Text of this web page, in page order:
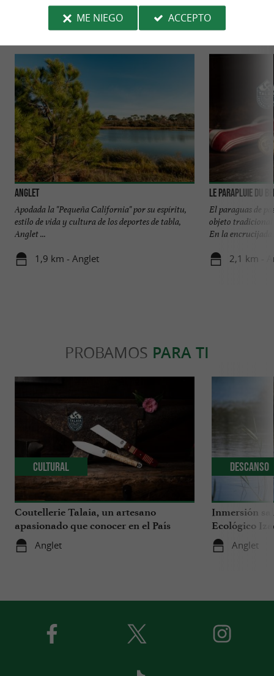
Descubrir Información Alojamiento
Anglet
Apodada la "Pequeña California" por su espíritu,
estilo de vida y cultura de los deportes de tabla,
Anglet ...
1,9 km - Anglet
Le Parapluie du
El paraguas de
objeto tradicional
En la encrucijada
2,1 km -
PROBAMOS PARA TI
Coutellerie Talaia, un artesano
apasionado que conocer en el País
Vasco
Anglet
Cultural
Inmersión
Ecológico
Anglet
Descanso
ME NIEGO
ACCEPTO